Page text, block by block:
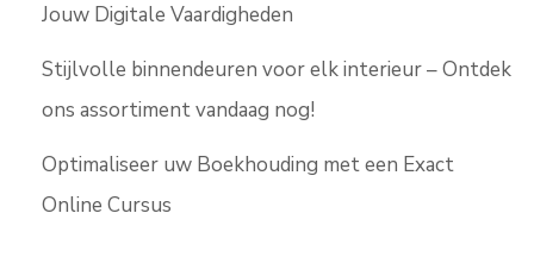
Jouw Digitale Vaardigheden
Stijlvolle binnendeuren voor elk interieur – Ontdek
ons assortiment vandaag nog!
Optimaliseer uw Boekhouding met een Exact
Online Cursus